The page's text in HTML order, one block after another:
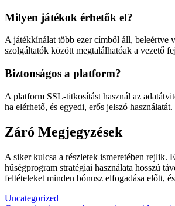
Milyen játékok érhetők el?
A játékkínálat több ezer címből áll, beleértve
szolgáltatók között megtalálhatóak a vezető
Biztonságos a platform?
A platform SSL-titkosítást használ az
ha elérhető, és egyedi, erős jelszó használatát.
Záró Megjegyzések
A siker kulcsa a részletek ismeretében rejlik.
hűségprogram stratégiai használata hosszú
feltételeket minden bónusz elfogadása előtt,
Uncategorized